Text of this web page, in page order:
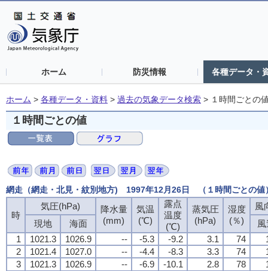
ホーム 防災情報 各種データ・
ホーム > 各種データ・資料 > 過去の気象データ検索 > １時間ごとの
１時間ごとの値
網走（網走・北見・紋別地方) 1997年12月26日 （１時間ごとの値
時
気圧(hPa)
降水量
(mm)
気温
(℃)
露点
温度
(℃)
蒸気圧
(hPa)
湿度
(％)
風
現地
海面
1
1021.3 1026.9 -- -5.3 -9.2 3.1 74
2
1021.4 1027.0 -- -4.4 -8.3 3.3 74
3
1021.3 1026.9 -- -6.9 -10.1 2.8 78